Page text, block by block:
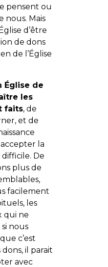
pensent ou
nous. Mais
d’être
de dons
de l’Église
Église de
les
faits, de
et de
la
De
plus de
facilement
les
qui ne
nous
c’est
il parait
avec